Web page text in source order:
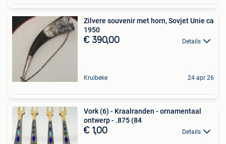
Zilvere souvenir met horn, Sovjet Unie ca
1950
€ 390,00 Details
Kruibeke 24 apr 26
Vork (6) - Kraalranden - ornamentaal
ontwerp - .875 (84
€ 1,00 Details